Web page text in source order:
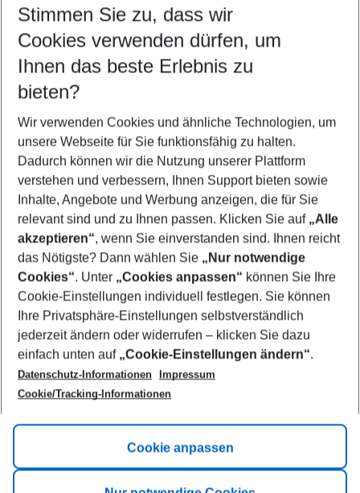
Customize your offer
Find the perfect deal which suits your best
Your departure airport
Any airport
Select your date range
11/08/26–09/08/27 5-8 nights
Who will travel
2 adults No children
Show more filter
Footer
Footer navigation
Title A
Link A
Stimmen Sie zu, dass wir
Cookies verwenden dürfen, um
Ihnen das beste Erlebnis zu
bieten?
Wir verwenden Cookies und ähnliche Technologien, um
unsere Webseite für Sie funktionsfähig zu halten.
Dadurch können wir die Nutzung unserer Plattform
verstehen und verbessern, Ihnen Support bieten sowie
Inhalte, Angebote und Werbung anzeigen, die für Sie
relevant sind und zu Ihnen passen. Klicken Sie auf „Alle
akzeptieren“, wenn Sie einverstanden sind. Ihnen reicht
das Nötigste? Dann wählen Sie „Nur notwendige
Cookies“. Unter „Cookies anpassen“ können Sie Ihre
Cookie-Einstellungen individuell festlegen. Sie können
Ihre Privatsphäre-Einstellungen selbstverständlich
jederzeit ändern oder widerrufen – klicken Sie dazu
einfach unten auf „Cookie-Einstellungen ändern“.
Datenschutz-Informationen
Impressum
Cookie/Tracking-Informationen
Cookie anpassen